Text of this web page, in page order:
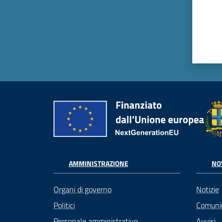
AMMINISTRAZIONE
Organi di governo
Politici
Notizie